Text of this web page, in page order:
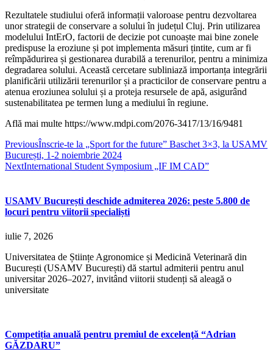
Rezultatele studiului oferă informații valoroase pentru dezvoltarea
unor strategii de conservare a solului în județul Cluj. Prin utilizarea
modelului IntErO, factorii de decizie pot cunoaște mai bine zonele
predispuse la eroziune și pot implementa măsuri țintite, cum ar fi
reîmpădurirea și gestionarea durabilă a terenurilor, pentru a minimiza
degradarea solului. Această cercetare subliniază importanța integrării
planificării utilizării terenurilor și a practicilor de conservare pentru a
atenua eroziunea solului și a proteja resursele de apă, asigurând
sustenabilitatea pe termen lung a mediului în regiune.
Află mai multe https://www.mdpi.com/2076-3417/13/16/9481
PreviousÎnscrie-te la „Sport for the future” Baschet 3×3, la USAMV
București, 1-2 noiembrie 2024
NextInternational Student Symposium „IF IM CAD”
USAMV București deschide admiterea 2026: peste 5.800 de
locuri pentru viitorii specialiști
iulie 7, 2026
Universitatea de Științe Agronomice și Medicină Veterinară din
București (USAMV București) dă startul admiterii pentru anul
universitar 2026–2027, invitând viitorii studenți să aleagă o
universitate
Competiția anuală pentru premiul de excelenţă “Adrian
GĂZDARU”